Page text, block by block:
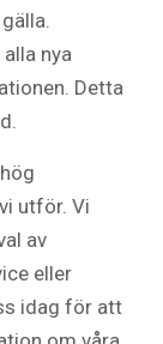
nya
Detta
utför. Vi
av
eller
idag för att